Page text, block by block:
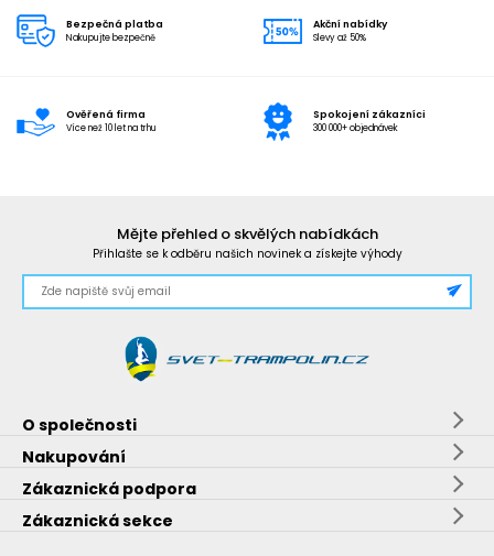
Bezpečná platba
Nakupujte bezpečně
Akční nabídky
Slevy až 50%
Ověřená firma
Více než 10 let na trhu
Spokojení zákazníci
300 000+ objednávek
Mějte přehled o skvělých nabídkách
Přihlašte se k odběru našich novinek a získejte výhody
O společnosti
Nakupování
Zákaznická podpora
Zákaznická sekce